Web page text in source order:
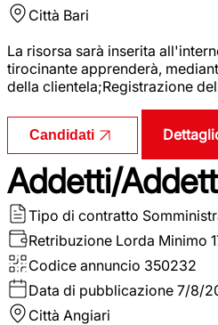
Città Bari
La risorsa sarà inserita
tirocinante apprenderà,
della clientela;Registrazione
Candidati
Addetti/
Tipo di contratto
Retribuzione Lorda Minimo
Codice annuncio 350232
Data di pubblicazione 7/8/
Città Angiari